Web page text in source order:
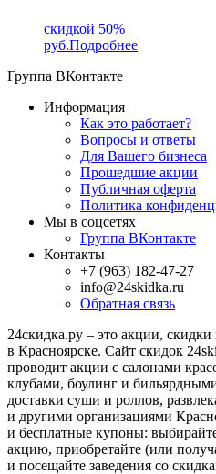
скидкой 50%
руб.Подробнее
Группа ВКонтакте
Информация
Как это работает?
Вопросы и ответы
Для Вашего бизнеса
Прошедшие акции
Публичная оферта
Политика
Мы в соцсетях
Группа ВКонтакте
Контакты
+7 (963) 182-47-27
info@24skidka.ru
Обратная связь
24скидка.ру – это акции,
в Красноярске. Сайт скидок
проводит акции с салонами
клубами, боулинг и
доставки суши и роллов,
и другими организациями
и бесплатные купоны:
акцию, приобретайте (или
и посещайте заведения со